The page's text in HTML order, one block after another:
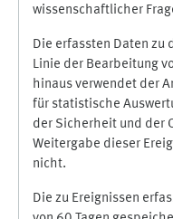
wissenschaftlicher
Die erfassten Daten zu
Linie der Bearbeitung
hinaus verwendet der
für statistische
der Sicherheit und der
Weitergabe dieser
nicht.
Die zu Ereignissen